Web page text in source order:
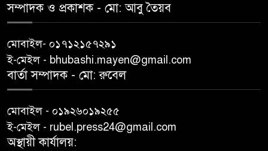
সম্পাদক ও প্রকাশক -‌ মো: আবু‌ তৈয়ব
মোবাইল- ০১৭১২১৫৭২৯১
ই-মেইল - bhubashi.mayen@gmail.com
বার্তা সম্পাদক - মো: রু‌বেল
মোবাইল - ০১৯২৬০১৯২৫৫
ই-মেইল - rubel.press24@gmail.com
অস্থায়ী কার্যালয়: